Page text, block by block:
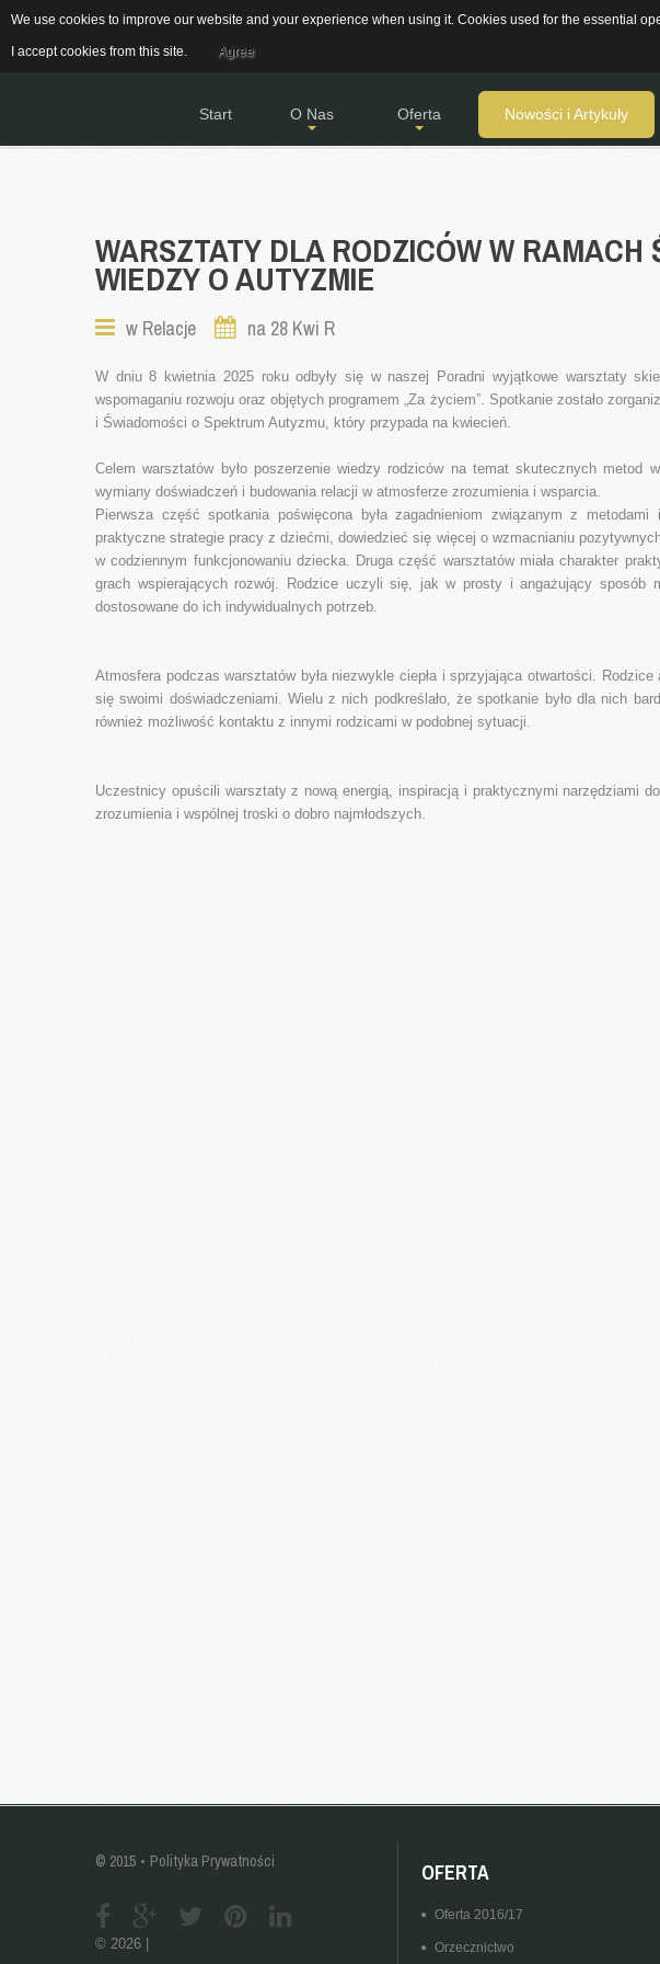
Grójecka 11, 05-660 Warka sekretariat.pppwarka@grojec.pl 48 667
Start O Nas
Kadra pedagogiczna
Rejon Działania
Godziny Pracy
Standardy ochrony
małoletnich
Oferta
Oferta 2025/2026
Nowości i Artykuły
Relacje
WARSZTATY DLA RODZICÓWW RAMACH
WIEDZY OAUTYZMIE
w Relacje na 28 Kwi R
W dniu 8 kwietnia 2025 roku odbyły się w naszej Poradni wyjątkowe warsztaty
wspomaganiu rozwoju oraz objętych programem „Za życiem”. Spotkanie zostało
i Świadomości o Spektrum Autyzmu, który przypada na kwiecień.
Celem warsztatów było poszerzenie wiedzy rodziców na temat skutecznych metod
wymiany doświadczeń i budowania relacji w atmosferze zrozumienia i wsparcia.
Pierwsza część spotkania poświęcona była zagadnieniom związanym z
praktyczne strategie pracy z dziećmi, dowiedzieć się więcej o wzmacnianiu
w codziennym funkcjonowaniu dziecka. Druga część warsztatów miała charakter
grach wspierających rozwój. Rodzice uczyli się, jak w prosty i angażujący sposób
dostosowane do ich indywidualnych potrzeb.
Atmosfera podczas warsztatów była niezwykle ciepła i sprzyjająca otwartości.
się swoimi doświadczeniami. Wielu z nich podkreślało, że spotkanie było dla nich
również możliwość kontaktu z innymi rodzicami w podobnej sytuacji.
Uczestnicy opuścili warsztaty z nową energią, inspiracją i praktycznymi narzędziami
zrozumienia i wspólnej troski o dobro najmłodszych.
OFERTA
Oferta 2016/17
Orzecznictwo
© 2015 Polityka Prywatności
© 2026
We use cookies to improve our website and your experience when using it. Cookies used for the essential
I accept cookies from this site. Agree